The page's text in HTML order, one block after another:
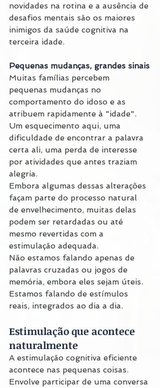
novidades na rotina e a ausência de
desafios mentais são os maiores
inimigos da saúde cognitiva na
terceira idade.
Pequenas mudanças, grandes sinais
Muitas famílias percebem
pequenas mudanças no
comportamento do idoso e as
atribuem rapidamente à "idade".
Um esquecimento aqui, uma
dificuldade de encontrar a palavra
certa ali, uma perda de interesse
por atividades que antes traziam
alegria.
Embora algumas dessas alterações
façam parte do processo natural
de envelhecimento, muitas delas
podem ser retardadas ou até
mesmo revertidas com a
estimulação adequada.
Não estamos falando apenas de
palavras cruzadas ou jogos de
memória, embora eles sejam úteis.
Estamos falando de estímulos
reais, integrados ao dia a dia.
Estimulação que acontece
naturalmente
A estimulação cognitiva eficiente
acontece nas pequenas coisas.
Envolve participar de uma conversa